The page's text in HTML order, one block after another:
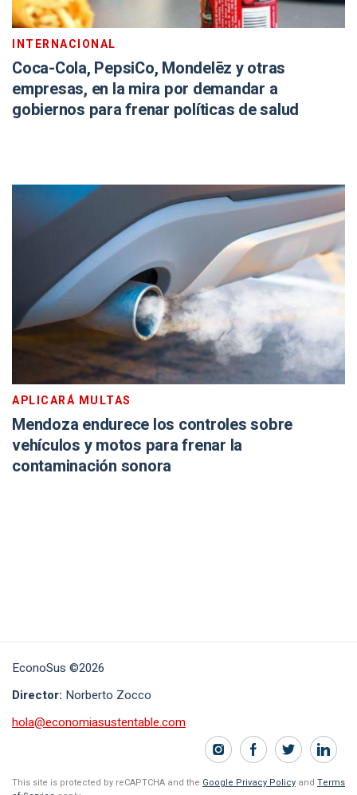
INTERNACIONAL
Coca-Cola, PepsiCo, Mondelēz y otras
empresas, en la mira por demandar a
gobiernos para frenar políticas de salud
APLICARÁ MULTAS
Mendoza endurece los controles sobre
vehículos y motos para frenar la
contaminación sonora
EconoSus ©2026
Director: Norberto Zocco
hola@economiasustentable.com
This site is protected by reCAPTCHA and the Google Privacy Policy and Terms